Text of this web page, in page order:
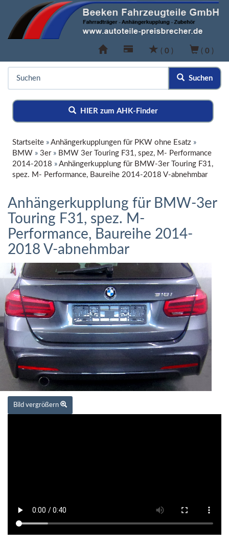
( 0 ) ( 0 )
Suchen
HIER zum AHK-Finder
Startseite » Anhängerkupplungen für PKW ohne Esatz »
BMW » 3er» BMW 3er Touring F31, spez, M- Performance
2014-2018 » Anhängerkupplung für BMW-3er Touring F31,
spez. M- Performance, Baureihe 2014-2018 V-abnehmbar
Anhängerkupplung für BMW-3er
Touring F31, spez. M-
Performance, Baureihe 2014-
2018 V-abnehmbar
Bild vergrößern